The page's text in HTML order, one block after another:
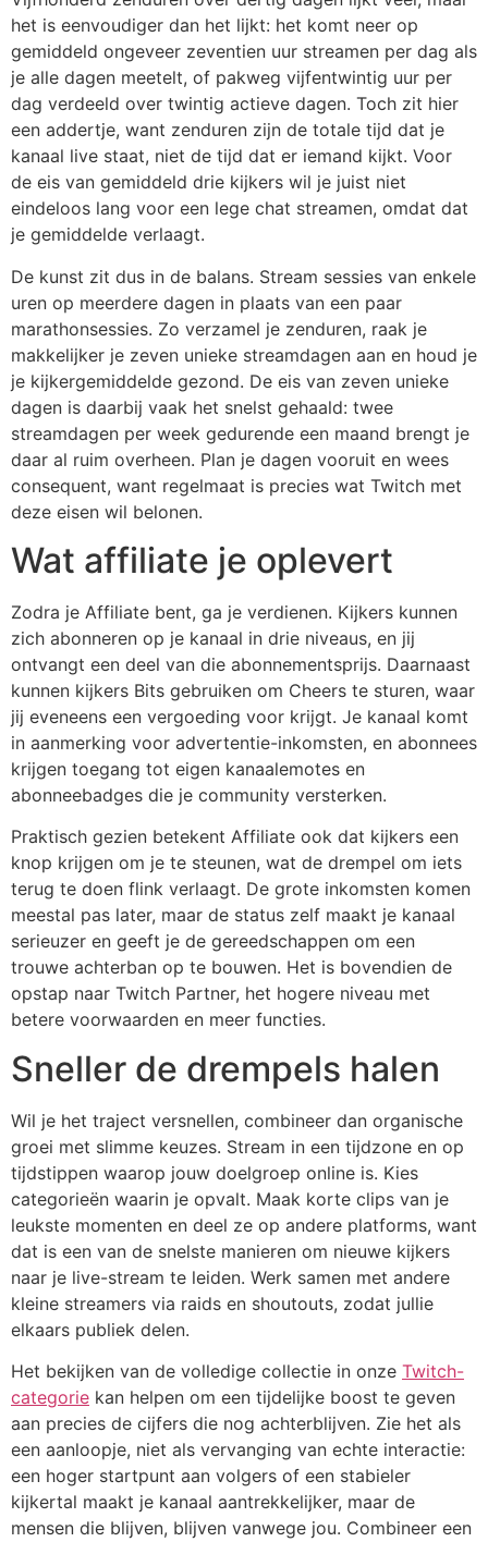
het is eenvoudiger dan het lijkt: het komt neer op
gemiddeld ongeveer zeventien uur streamen per dag als
je alle dagen meetelt, of pakweg vijfentwintig uur per
dag verdeeld over twintig actieve dagen. Toch zit hier
een addertje, want zenduren zijn de totale tijd dat je
kanaal live staat, niet de tijd dat er iemand kijkt. Voor
de eis van gemiddeld drie kijkers wil je juist niet
eindeloos lang voor een lege chat streamen, omdat dat
je gemiddelde verlaagt.
De kunst zit dus in de balans. Stream sessies van enkele
uren op meerdere dagen in plaats van een paar
marathonsessies. Zo verzamel je zenduren, raak je
makkelijker je zeven unieke streamdagen aan en houd je
je kijkergemiddelde gezond. De eis van zeven unieke
dagen is daarbij vaak het snelst gehaald: twee
streamdagen per week gedurende een maand brengt je
daar al ruim overheen. Plan je dagen vooruit en wees
consequent, want regelmaat is precies wat Twitch met
deze eisen wil belonen.
Wat affiliate je oplevert
Zodra je Affiliate bent, ga je verdienen. Kijkers kunnen
zich abonneren op je kanaal in drie niveaus, en jij
ontvangt een deel van die abonnementsprijs. Daarnaast
kunnen kijkers Bits gebruiken om Cheers te sturen, waar
jij eveneens een vergoeding voor krijgt. Je kanaal komt
in aanmerking voor advertentie-inkomsten, en abonnees
krijgen toegang tot eigen kanaalemotes en
abonneebadges die je community versterken.
Praktisch gezien betekent Affiliate ook dat kijkers een
knop krijgen om je te steunen, wat de drempel om iets
terug te doen flink verlaagt. De grote inkomsten komen
meestal pas later, maar de status zelf maakt je kanaal
serieuzer en geeft je de gereedschappen om een
trouwe achterban op te bouwen. Het is bovendien de
opstap naar Twitch Partner, het hogere niveau met
betere voorwaarden en meer functies.
Sneller de drempels halen
Wil je het traject versnellen, combineer dan organische
groei met slimme keuzes. Stream in een tijdzone en op
tijdstippen waarop jouw doelgroep online is. Kies
categorieën waarin je opvalt. Maak korte clips van je
leukste momenten en deel ze op andere platforms, want
dat is een van de snelste manieren om nieuwe kijkers
naar je live-stream te leiden. Werk samen met andere
kleine streamers via raids en shoutouts, zodat jullie
elkaars publiek delen.
Het bekijken van de volledige collectie in onze Twitch-
categorie kan helpen om een tijdelijke boost te geven
aan precies de cijfers die nog achterblijven. Zie het als
een aanloopje, niet als vervanging van echte interactie:
een hoger startpunt aan volgers of een stabieler
kijkertal maakt je kanaal aantrekkelijker, maar de
mensen die blijven, blijven vanwege jou. Combineer een